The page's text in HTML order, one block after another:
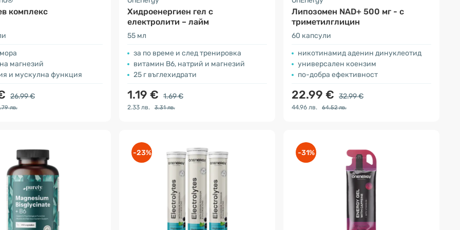
комплекс
магнезий
и мускулна функция
26.99 €
лв.
Хидроенергиен гел с
електролити – лайм
55 мл
за по време и след тренировка
витамин B6, натрий и магнезий
25 г въглехидрати
1.19 € 1.69 €
2.33 лв. 3.31 лв.
Липозомен NAD+ 500 мг - с
триметилглицин
60 капсули
никотинамид аденин динуклеотид
универсален коензим
по-добра ефективност
22.99 € 32.99 €
44.96 лв. 64.52 лв.
-23% -31%